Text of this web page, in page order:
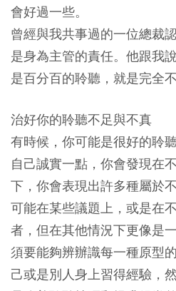
會好過一些。
曾經與我共事過的一位總裁
是身為主管的責任。他跟我
是百分百的聆聽，就是完全不
治好你的聆聽不足與不真
有時候，你可能是很好的聆
自己誠實一點，你會發現在
下，你會表現出許多種屬於
可能在某些議題上，或是在
者，但在其他情況下更像是
須要能夠辨辦識每一種原型
己或是別人身上習得經驗，